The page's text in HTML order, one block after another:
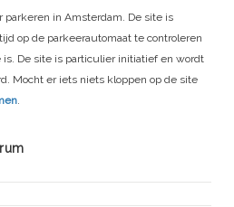
in Amsterdam. De site is
op de parkeerautomaat te controleren
De site is particulier initiatief en wordt
Mocht er iets niets kloppen op de site
.